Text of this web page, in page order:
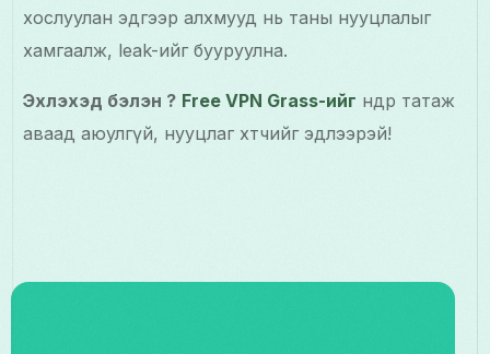
хослуулан эдгээр алхмууд нь таны нууцлалыг
хамгаалж, leak-ийг бууруулна.
Эхлэхэд бэлэн үү? Free VPN Grass-ийг өнөөдөр татаж
аваад аюулгүй, нууцлаг хөтөчийг эдлээрэй!